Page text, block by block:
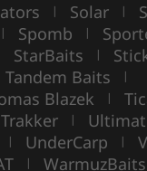
| Solar |
| Spomb |
StarBaits |
Tandem Baits |
Blazek |
Trakker |
| UnderCarp |
| WarmuzBaits